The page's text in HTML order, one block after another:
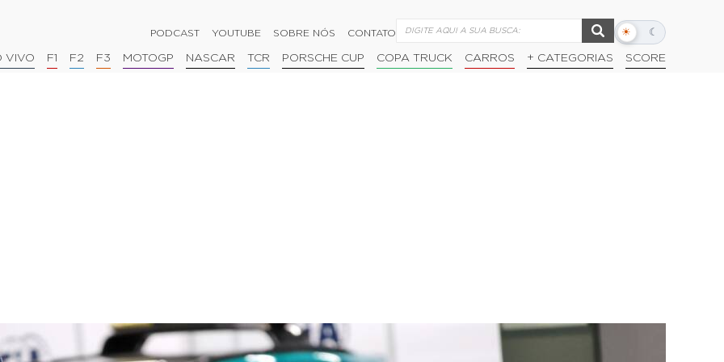
PODCAST YOUTUBE SOBRE NÓS CONTATO ☀ ☾
Alternar
escuro
VIVO F1 F2 F3 MOTOGP NASCAR TCR PORSCHE CUP COPA TRUCK CARROS + CATEGORIAS SCORE